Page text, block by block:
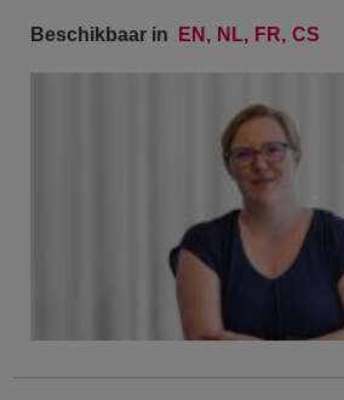
Beschikbaar in EN NL FR CS